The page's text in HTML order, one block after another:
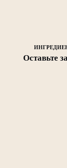
Оставьте